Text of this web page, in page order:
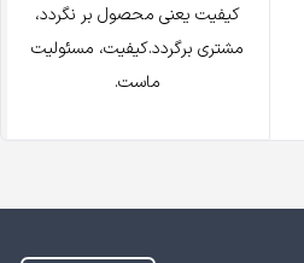
کیفیت یعنی محصول بر نگردد،
مشتری برگردد.کیفیت، مسئولیت
ماست.